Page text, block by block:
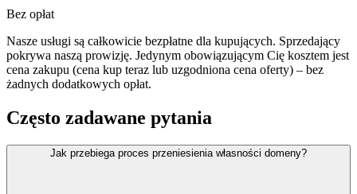
Bez opłat
Nasze usługi są całkowicie bezpłatne dla kupujących. Sprzedający
pokrywa naszą prowizję. Jedynym obowiązującym Cię kosztem jest
cena zakupu (cena kup teraz lub uzgodniona cena oferty) – bez
żadnych dodatkowych opłat.
Często zadawane pytania
Jak przebiega proces przeniesienia własności domeny?